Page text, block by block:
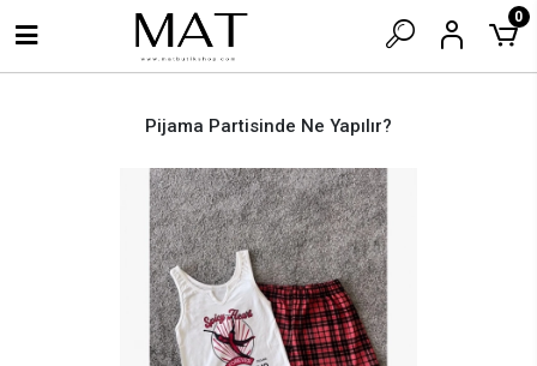
0
Pijama Partisinde Ne Yapılır?